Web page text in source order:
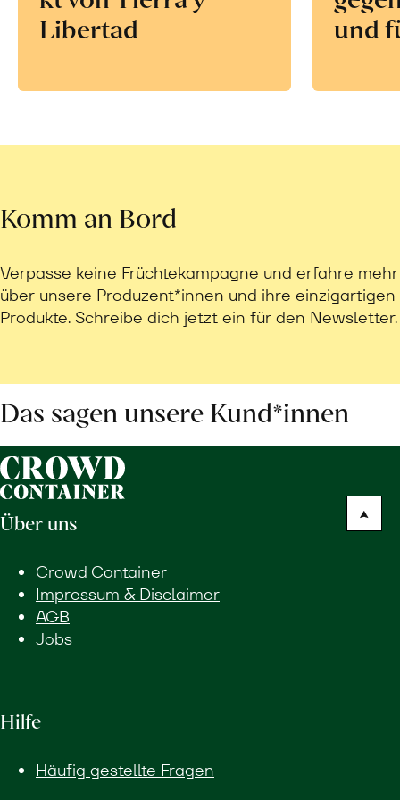
Libertad
und
Komm an Bord
Verpasse keine Früchtekampagne und erfahre mehr
über unsere Produzent*innen und ihre einzigartigen
Produkte. Schreibe dich jetzt ein für den Newsletter.
Das sagen unsere Kund*innen
Über uns
Crowd Container
Impressum & Disclaimer
AGB
Jobs
Hilfe
Häufig gestellte Fragen